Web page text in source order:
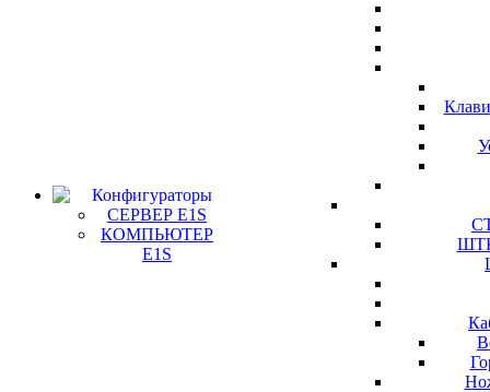
Конфигураторы
СЕРВЕР E1S
КОМПЬЮТЕР
E1S